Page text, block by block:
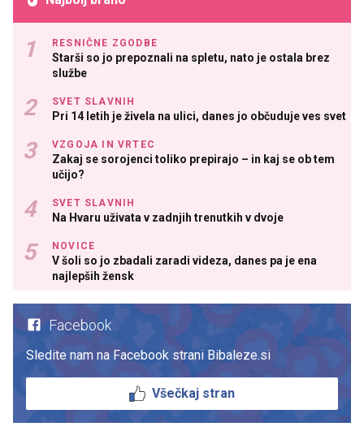
RESNIČNE ZGODBE
Starši so jo prepoznali na spletu, nato je ostala brez
službe
SVET SLAVNIH
Pri 14 letih je živela na ulici, danes jo občuduje ves svet
VZGOJA IN VRTEC
Zakaj se sorojenci toliko prepirajo – in kaj se ob tem
učijo?
SVET SLAVNIH
Na Hvaru uživata v zadnjih trenutkih v dvoje
NOVICE
V šoli so jo zbadali zaradi videza, danes pa je ena
najlepših žensk
Facebook
Sledite nam na Facebook strani Bibaleze.si
Všečkaj stran